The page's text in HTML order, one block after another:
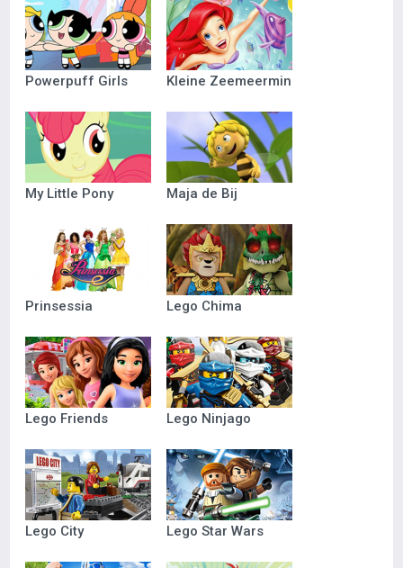
Powerpuff Girls Kleine Zeemeermin
My Little Pony Maja de Bij
Prinsessia Lego Chima
Lego Friends Lego Ninjago
Lego City Lego Star Wars